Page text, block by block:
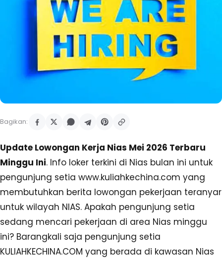
Bagikan:
Update Lowongan Kerja Nias Mei 2026 Terbaru
Minggu Ini. Info loker terkini di Nias bulan ini untuk
pengunjung setia www.kuliahkechina.com yang
membutuhkan berita lowongan pekerjaan teranyar
untuk wilayah NIAS. Apakah pengunjung setia
sedang mencari pekerjaan di area Nias minggu
ini? Barangkali saja pengunjung setia
KULIAHKECHINA.COM yang berada di kawasan Nias